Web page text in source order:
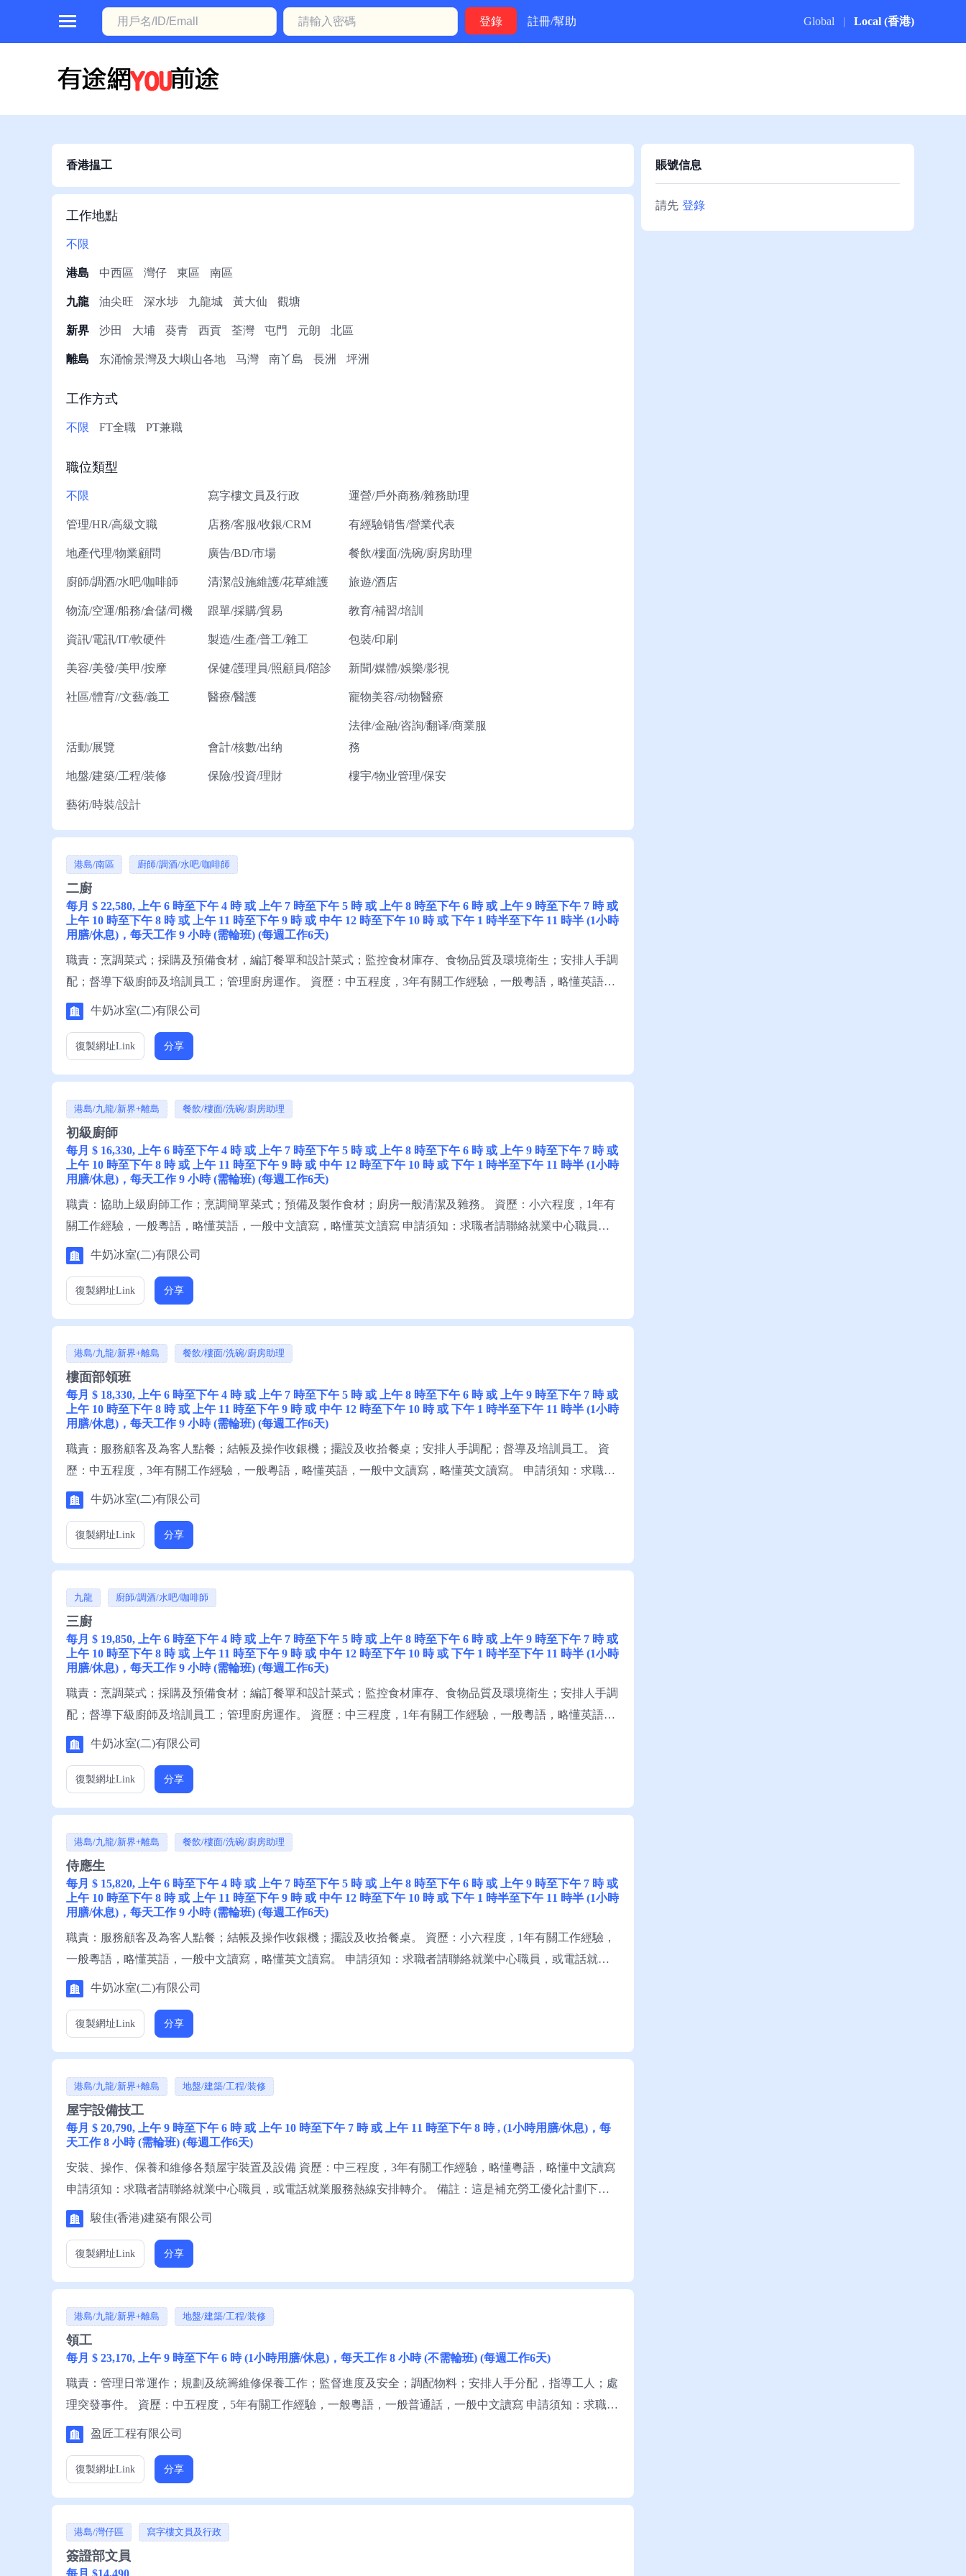
註冊/幫助 Global | Local (香港)
本
香港揾工
工作地點
不限
港島 中西區 灣仔 東區 南區
九龍 油尖旺 深水埗 九龍城 黃大仙 觀塘
新界 沙田 大埔 葵青 西貢 荃灣 屯門 元朗 北區
離島 东涌愉景灣及大嶼山各地 马灣 南丫島 長洲 坪洲
工作方式
不限 FT全職 PT兼職
職位類型
不限 寫字樓文員及行政 運營/戶外商務/雜務助理
管理/HR/高級文職 店務/客服/收銀/CRM 有經驗销售/營業代表
地產代理/物業顧問 廣告/BD/市場 餐飲/樓面/洗碗/廚房助理
廚師/調酒/水吧/咖啡師 清潔/設施維護/花草維護 旅遊/酒店
物流/空運/船務/倉儲/司機 跟單/採購/貿易 教育/補習/培訓
資訊/電訊/IT/軟硬件 製造/生產/普工/雜工 包裝/印刷
美容/美發/美甲/按摩 保健/護理員/照顧員/陪診 新聞/媒體/娛樂/影視
社區/體育//文藝/義工 醫療/醫護 寵物美容/动物醫療
活動/展覽 會計/核數/出纳
法律/金融/咨詢/翻译/商業服
務
地盤/建築/工程/装修 保險/投資/理財 樓宇/物业管理/保安
藝術/時裝/設計
港島/南區 廚師/調酒/水吧/咖啡師
二廚
每月 $ 22,580, 上午 6 時至下午 4 時 或 上午 7 時至下午 5 時 或 上午 8 時至下午 6 時 或 上午 9 時至下午 7 時 或
上午 10 時至下午 8 時 或 上午 11 時至下午 9 時 或 中午 12 時至下午 10 時 或 下午 1 時半至下午 11 時半 (1小時
用膳/休息)，每天工作 9 小時 (需輪班) (每週工作6天)
職責：烹調菜式；採購及預備食材，編訂餐單和設計菜式；監控食材庫存、食物品質及環境衛生；安排人手調
配；督導下級廚師及培訓員工；管理廚房運作。 資歷：中五程度，3年有關工作經驗，一般粵語，略懂英語，
一般中文讀寫，略懂英文讀寫。 申請須知：求職者請聯絡就業中心職員，或電話就業服務熱線安排轉介。
牛奶冰室(二)有限公司
復製網址Link 分享
港島/九龍/新界+離島 餐飲/樓面/洗碗/廚房助理
初級廚師
每月 $ 16,330, 上午 6 時至下午 4 時 或 上午 7 時至下午 5 時 或 上午 8 時至下午 6 時 或 上午 9 時至下午 7 時 或
上午 10 時至下午 8 時 或 上午 11 時至下午 9 時 或 中午 12 時至下午 10 時 或 下午 1 時半至下午 11 時半 (1小時
用膳/休息)，每天工作 9 小時 (需輪班) (每週工作6天)
職責：協助上級廚師工作；烹調簡單菜式；預備及製作食材；廚房一般清潔及雜務。 資歷：小六程度，1年有
關工作經驗，一般粵語，略懂英語，一般中文讀寫，略懂英文讀寫 申請須知：求職者請聯絡就業中心職員，
或電話就業服務熱線安排轉介。 備註：這是補充勞工優化計劃下的空缺。
牛奶冰室(二)有限公司
復製網址Link 分享
港島/九龍/新界+離島 餐飲/樓面/洗碗/廚房助理
樓面部領班
每月 $ 18,330, 上午 6 時至下午 4 時 或 上午 7 時至下午 5 時 或 上午 8 時至下午 6 時 或 上午 9 時至下午 7 時 或
上午 10 時至下午 8 時 或 上午 11 時至下午 9 時 或 中午 12 時至下午 10 時 或 下午 1 時半至下午 11 時半 (1小時
用膳/休息)，每天工作 9 小時 (需輪班) (每週工作6天)
職責：服務顧客及為客人點餐；結帳及操作收銀機；擺設及收拾餐桌；安排人手調配；督導及培訓員工。 資
歷：中五程度，3年有關工作經驗，一般粵語，略懂英語，一般中文讀寫，略懂英文讀寫。 申請須知：求職者
請聯絡就業中心職員，或電話就業服務熱線安排轉介。
牛奶冰室(二)有限公司
復製網址Link 分享
九龍 廚師/調酒/水吧/咖啡師
三廚
每月 $ 19,850, 上午 6 時至下午 4 時 或 上午 7 時至下午 5 時 或 上午 8 時至下午 6 時 或 上午 9 時至下午 7 時 或
上午 10 時至下午 8 時 或 上午 11 時至下午 9 時 或 中午 12 時至下午 10 時 或 下午 1 時半至下午 11 時半 (1小時
用膳/休息)，每天工作 9 小時 (需輪班) (每週工作6天)
職責：烹調菜式；採購及預備食材；編訂餐單和設計菜式；監控食材庫存、食物品質及環境衛生；安排人手調
配；督導下級廚師及培訓員工；管理廚房運作。 資歷：中三程度，1年有關工作經驗，一般粵語，略懂英語，
一般中文讀寫，略懂英文讀寫。 申請須知：求職者請聯絡就業中心職員，或電話就業服務熱線安排轉介。
牛奶冰室(二)有限公司
復製網址Link 分享
港島/九龍/新界+離島 餐飲/樓面/洗碗/廚房助理
侍應生
每月 $ 15,820, 上午 6 時至下午 4 時 或 上午 7 時至下午 5 時 或 上午 8 時至下午 6 時 或 上午 9 時至下午 7 時 或
上午 10 時至下午 8 時 或 上午 11 時至下午 9 時 或 中午 12 時至下午 10 時 或 下午 1 時半至下午 11 時半 (1小時
用膳/休息)，每天工作 9 小時 (需輪班) (每週工作6天)
職責：服務顧客及為客人點餐；結帳及操作收銀機；擺設及收拾餐桌。 資歷：小六程度，1年有關工作經驗，
一般粵語，略懂英語，一般中文讀寫，略懂英文讀寫。 申請須知：求職者請聯絡就業中心職員，或電話就業
服務熱線安排轉介。
牛奶冰室(二)有限公司
復製網址Link 分享
港島/九龍/新界+離島 地盤/建築/工程/装修
屋宇設備技工
每月 $ 20,790, 上午 9 時至下午 6 時 或 上午 10 時至下午 7 時 或 上午 11 時至下午 8 時 , (1小時用膳/休息)，每
天工作 8 小時 (需輪班) (每週工作6天)
安裝、操作、保養和維修各類屋宇裝置及設備 資歷：中三程度，3年有關工作經驗，略懂粵語，略懂中文讀寫
申請須知：求職者請聯絡就業中心職員，或電話就業服務熱線安排轉介。 備註：這是補充勞工優化計劃下的
空缺。
駿佳(香港)建築有限公司
復製網址Link 分享
港島/九龍/新界+離島 地盤/建築/工程/装修
領工
每月 $ 23,170, 上午 9 時至下午 6 時 (1小時用膳/休息)，每天工作 8 小時 (不需輪班) (每週工作6天)
職責：管理日常運作；規劃及統籌維修保養工作；監督進度及安全；調配物料；安排人手分配，指導工人；處
理突發事件。 資歷：中五程度，5年有關工作經驗，一般粵語，一般普通話，一般中文讀寫 申請須知：求職者
請聯絡就業中心職員，或電話就業服務熱線安排轉介。
盈匠工程有限公司
復製網址Link 分享
港島/灣仔區 寫字樓文員及行政
簽證部文員
每月 $14,490
賬號信息
請先 登錄